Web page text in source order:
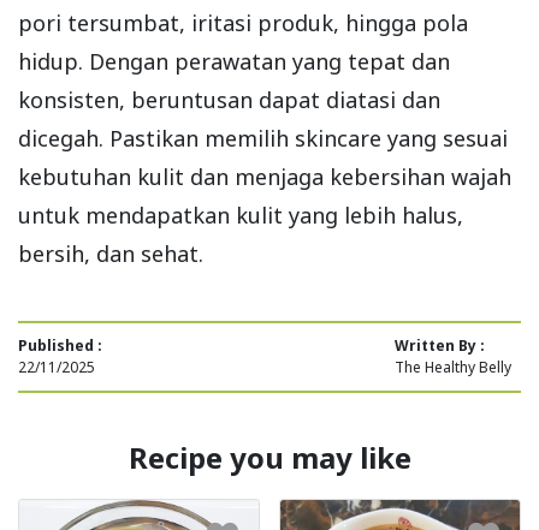
pori tersumbat, iritasi produk, hingga pola
hidup. Dengan perawatan yang tepat dan
konsisten, beruntusan dapat diatasi dan
dicegah. Pastikan memilih skincare yang sesuai
kebutuhan kulit dan menjaga kebersihan wajah
untuk mendapatkan kulit yang lebih halus,
bersih, dan sehat.
Published :
22/11/2025
Written By :
The Healthy Belly
Recipe you may like